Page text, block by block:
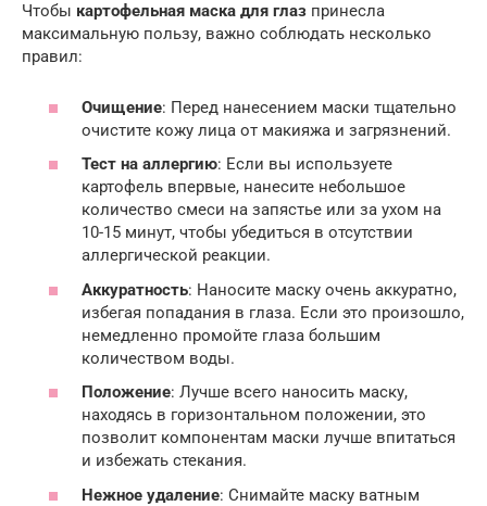
Чтобы картофельная маска для глаз принесла
максимальную пользу, важно соблюдать несколько
правил:
Очищение: Перед нанесением маски тщательно
очистите кожу лица от макияжа и загрязнений.
Тест на аллергию: Если вы используете
картофель впервые, нанесите небольшое
количество смеси на запястье или за ухом на
10-15 минут, чтобы убедиться в отсутствии
аллергической реакции.
Аккуратность: Наносите маску очень аккуратно,
избегая попадания в глаза. Если это произошло,
немедленно промойте глаза большим
количеством воды.
Положение: Лучше всего наносить маску,
находясь в горизонтальном положении, это
позволит компонентам маски лучше впитаться
и избежать стекания.
Нежное удаление: Снимайте маску ватным